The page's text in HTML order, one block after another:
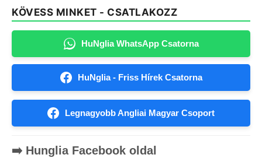
KÖVESS MINKET - CSATLAKOZZ
HuNglia WhatsApp Csatorna
HuNglia - Friss Hírek Csatorna
Legnagyobb Angliai Magyar Csoport
➡️ Hunglia Facebook oldal